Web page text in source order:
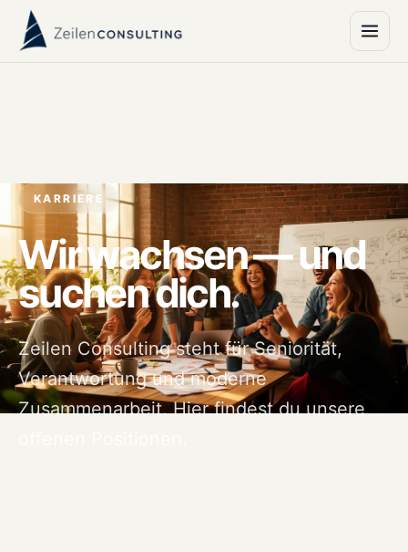
KARRIERE
Wir wachsen — und
suchen dich.
Zeilen Consulting steht für Seniorität,
Verantwortung und moderne
Zusammenarbeit. Hier findest du unsere